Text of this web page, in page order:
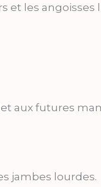
les angoisses
aux futures
jambes lourdes.